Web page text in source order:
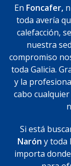
En Foncafer,
toda avería
calefacción,
nuestra
compromiso
toda Galicia.
y la
cabo
Si está
Narón y toda
importa